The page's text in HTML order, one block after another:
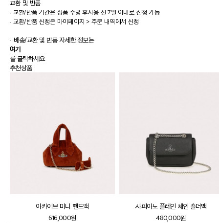
교환 및 반품
· 교환/반품 기간은 상품 수령 후사용 전 7일 이내로 신청 가능
· 교환/반품 신청은 마이페이지 > 주문 내역에서 신청
· 배송/교환 및 반품 자세한 정보는
여기
를 클릭하세요.
추천상품
아카이브 미니 핸드백
616,000원
사피아노 플레인 체인 숄더백
480,000원